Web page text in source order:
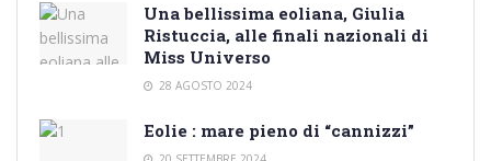
Una bellissima eoliana, Giulia
Ristuccia, alle finali nazionali di
Miss Universo
28 AGOSTO 2024
Eolie : mare pieno di “cannizzi”